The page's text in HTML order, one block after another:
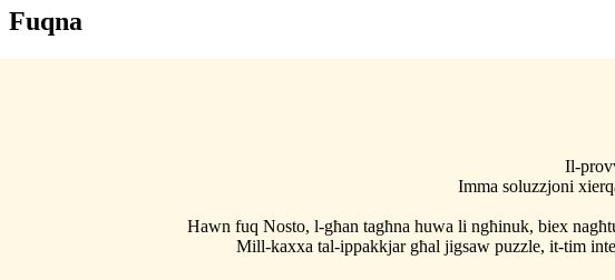
Fuqna
Il-
Imma soluzzjoni
Hawn fuq Nosto, l-għan tagħna huwa li ngħinuk, biex
Mill-kaxxa tal-ippakkjar għal jigsaw puzzle, it-tim